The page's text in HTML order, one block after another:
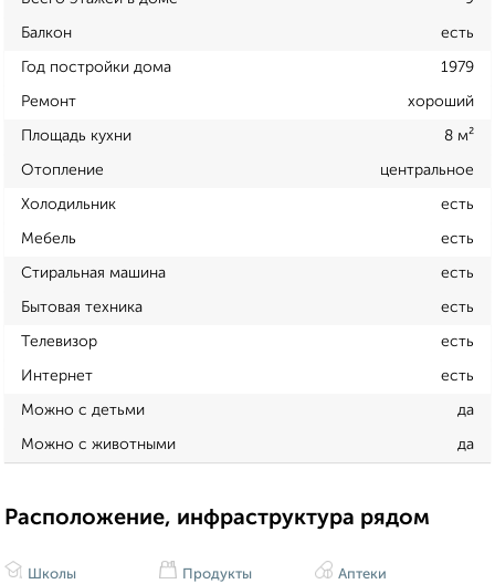
Балкон есть
Год постройки дома 1979
Ремонт хороший
Площадь кухни 8 м²
Отопление центральное
Холодильник есть
Мебель есть
Стиральная машина есть
Бытовая техника есть
Телевизор есть
Интернет есть
Можно с детьми да
Можно с животными да
Расположение, инфраструктура рядом
Школы Продукты Аптеки